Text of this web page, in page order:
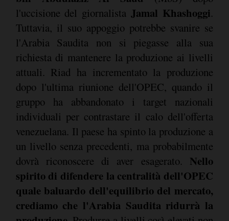
l'uccisione del giornalista Jamal Khashoggi.
Tuttavia, il suo appoggio potrebbe svanire se
l'Arabia Saudita non si piegasse alla sua
richiesta di mantenere la produzione ai livelli
attuali. Riad ha incrementato la produzione
dopo l'ultima riunione dell'OPEC, quando il
gruppo ha abbandonato i target nazionali
individuali per contrastare il calo dell'offerta
venezuelana. Il paese ha spinto la produzione a
un livello senza precedenti, ma probabilmente
dovrà riconoscere di aver esagerato. Nello
spirito di difendere la centralità dell'OPEC
quale baluardo dell'equilibrio del mercato,
crediamo che l'Arabia Saudita ridurrà la